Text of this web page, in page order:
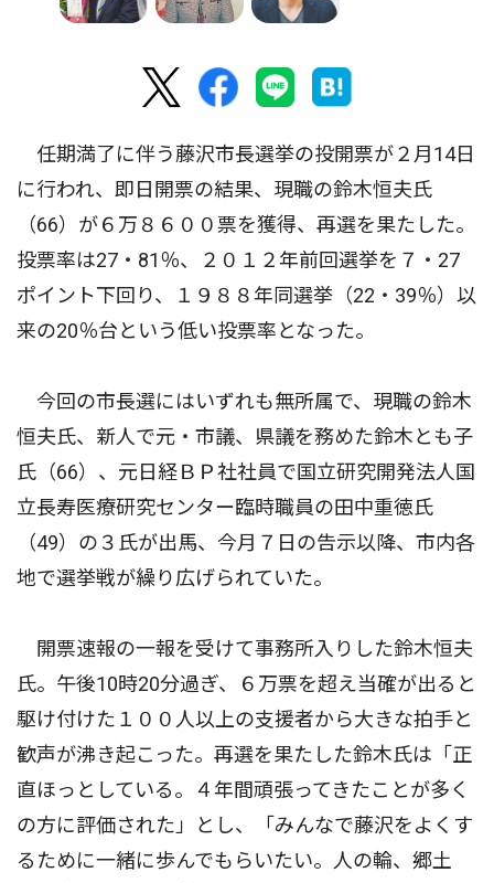
任期満了に伴う藤沢市長選挙の投開票が２月14日
に行われ、即日開票の結果、現職の鈴木恒夫氏
（66）が６万８６００票を獲得、再選を果たした。
投票率は27・81％、２０１２年前回選挙を７・27
ポイント下回り、１９８８年同選挙（22・39％）以
来の20％台という低い投票率となった。
今回の市長選にはいずれも無所属で、現職の鈴木
恒夫氏、新人で元・市議、県議を務めた鈴木とも子
氏（66）、元日経ＢＰ社社員で国立研究開発法人国
立長寿医療研究センター臨時職員の田中重徳氏
（49）の３氏が出馬、今月７日の告示以降、市内各
地で選挙戦が繰り広げられていた。
開票速報の一報を受けて事務所入りした鈴木恒夫
氏。午後10時20分過ぎ、６万票を超え当確が出ると
駆け付けた１００人以上の支援者から大きな拍手と
歓声が沸き起こった。再選を果たした鈴木氏は「正
直ほっとしている。４年間頑張ってきたことが多く
の方に評価された」とし、「みんなで藤沢をよくす
るために一緒に歩んでもらいたい。人の輪、郷土